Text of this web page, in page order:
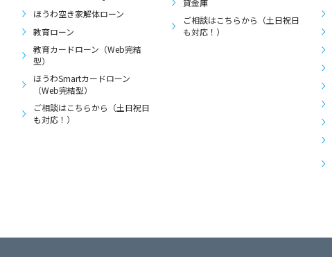
ほうわ空き家解体ローン
教育ローン
教育カードローン（Web完結
型）
ほうわSmartカードローン
（Web完結型）
ご相談はこちらから（土日祝日
も対応！）
貸金庫
ご相談はこちらから（土日祝日
も対応！）